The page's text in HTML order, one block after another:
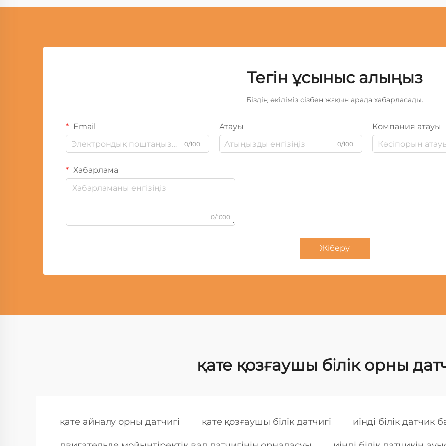
Тегін ұсыныс алыңыз
Біздің өкіліміз сізбен жақын арада хабарласады.
Email
0/100
Атауы
0/100
Компания атауы
Хабарлама
0/1000
Жіберу
қате қозғаушы білік орны
қате айналу орны датчигі қате қозғаушы білік датчигі иінді білік датчик